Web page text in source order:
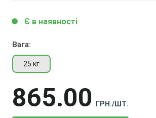
Ceresit CR 65 . Технічні
Вага:
25 кг
865 00 ГРН./ШТ.
circle Є в наявності